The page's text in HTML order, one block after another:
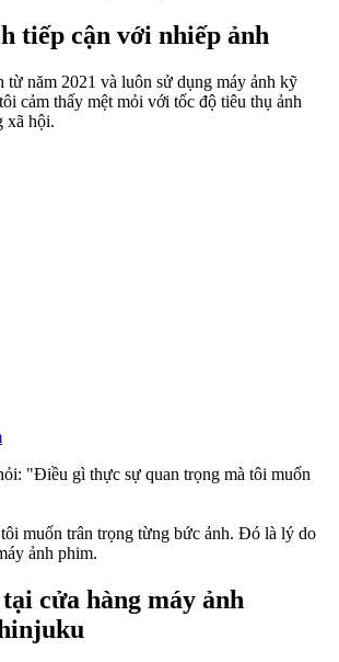
tiếp cận với nhiếp ảnh
từ năm 2021 và luôn sử dụng máy ảnh kỹ
cảm thấy mệt mỏi với tốc độ tiêu thụ ảnh
xã hội.
"Điều gì thực sự quan trọng mà tôi muốn
muốn trân trọng từng bức ảnh. Đó là lý do
ảnh phim.
cửa hàng máy ảnh